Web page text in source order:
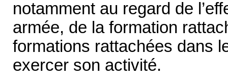
notamment au regard de
armée, de la formation
formations rattachées dans
exercer son activité.